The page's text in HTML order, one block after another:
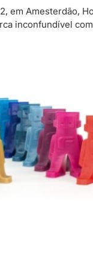
em Amesterdão,
inconfundível